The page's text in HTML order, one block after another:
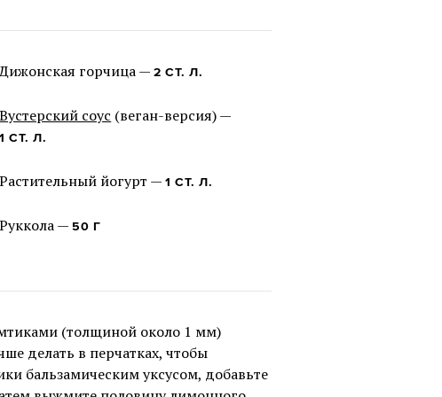
Дижонская горчица —2 СТ. Л.
Вустерский соус (веган-версия) —
1 СТ. Л.
Растительный йогурт —1 СТ. Л.
Руккола —50 Г
(толщиной около 1 мм)
делать в перчатках, чтобы
бальзамическим уксусом, добавьте